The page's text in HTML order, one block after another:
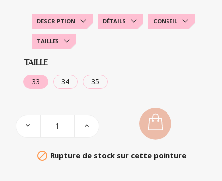
DESCRIPTION DÉTAILS CONSEIL
TAILLES
TAILLE
33 34 35
 Rupture de stock sur cette pointure